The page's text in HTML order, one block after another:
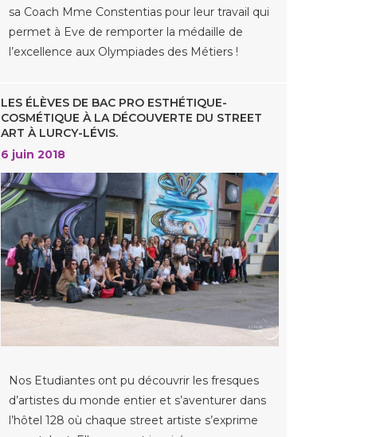
sa Coach Mme Constentias pour leur travail qui
permet à Eve de remporter la médaille de
l’excellence aux Olympiades des Métiers !
LES ÉLÈVES DE BAC PRO ESTHÉTIQUE-
COSMÉTIQUE À LA DÉCOUVERTE DU STREET
ART À LURCY-LÉVIS.
6 juin 2018
Nos Etudiantes ont pu découvrir les fresques
d’artistes du monde entier et s’aventurer dans
l’hôtel 128 où chaque street artiste s’exprime